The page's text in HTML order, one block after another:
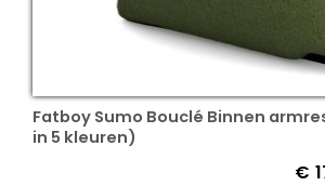
Fatboy Sumo Bouclé Binnen
in 5 kleuren)
€